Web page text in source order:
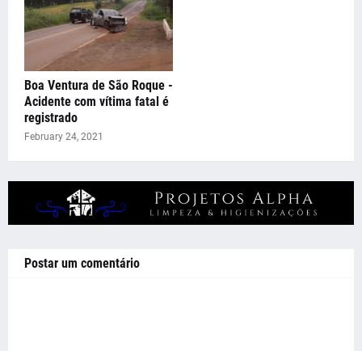
Boa Ventura de São Roque -
Acidente com vítima fatal é
registrado
February 24, 2021
Postar um comentário